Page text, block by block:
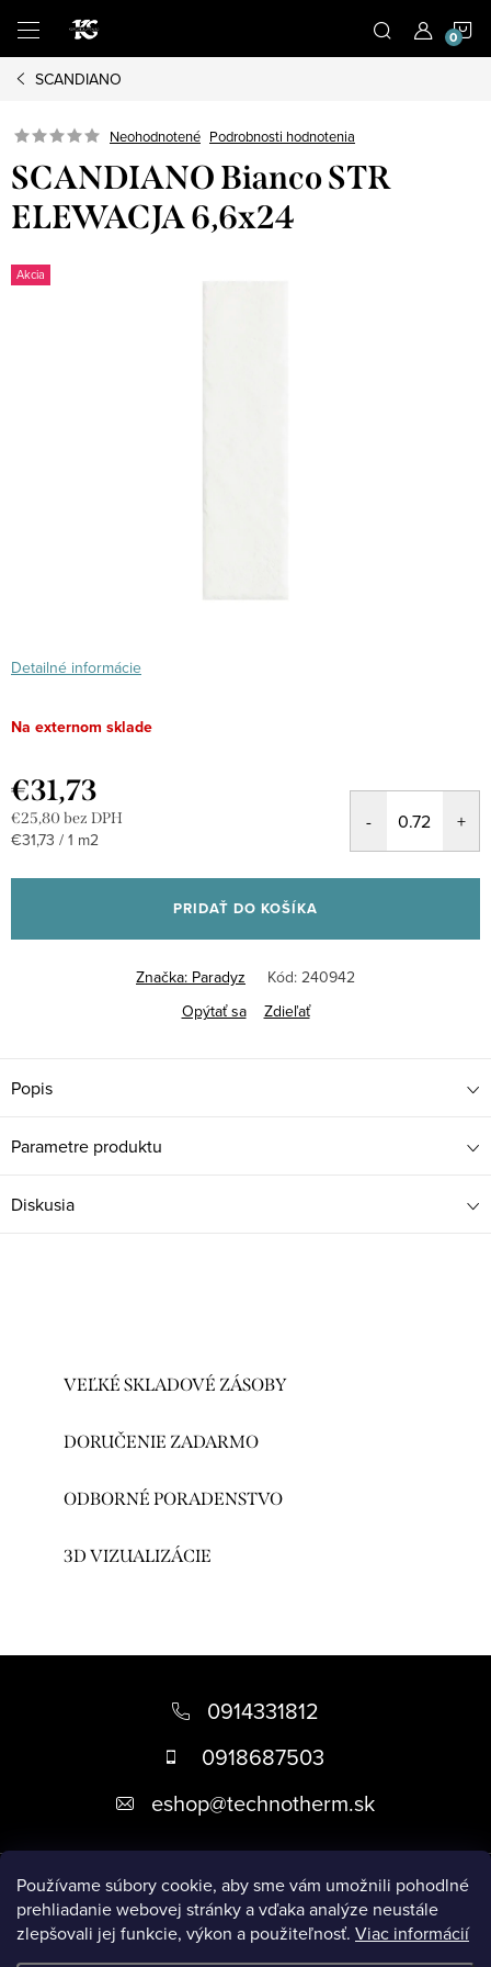
Používame súbory cookie, aby sme vám umožnili pohodlné
prehliadanie webovej stránky a vďaka analýze neustále
zlepšovali jej funkcie, výkon a použiteľnosť. Viac informácií
obsah
SCANDIANO
Neohodnotené Podrobnosti hodnotenia
SCANDIANO Bianco STR
ELEWACJA 6,6x24
Akcia
Detailné informácie
Na externom sklade
€31,73
€25,80 bez DPH
Jednotková
€31,73 / 1 m2
PRIDAŤ DO KOŠÍKA
Značka: Paradyz Kód: 240942
Opýtať sa
Zdieľať
Popis
Parametre produktu
Diskusia
VEĽKÉ SKLADOVÉ ZÁSOBY
DORUČENIE ZADARMO
ODBORNÉ PORADENSTVO
3D VIZUALIZÁCIE
i
0914331812
0918687503
eshop@technotherm.sk
Informácie
Prijímame online platby